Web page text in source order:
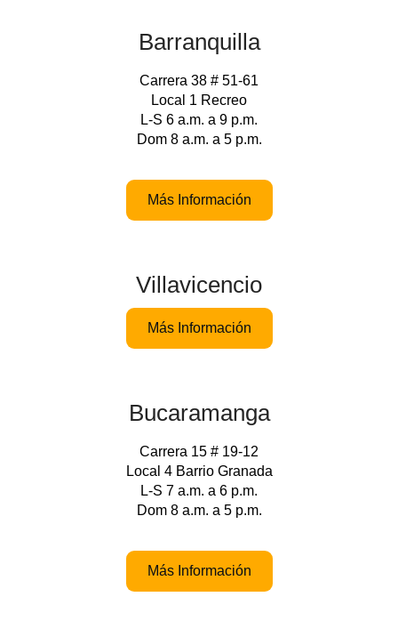
Barranquilla
Carrera 38 # 51-61
Local 1 Recreo
L-S 6 a.m. a 9 p.m.
Dom 8 a.m. a 5 p.m.
Más Información
Villavicencio
Más Información
Bucaramanga
Carrera 15 # 19-12
Local 4 Barrio Granada
L-S 7 a.m. a 6 p.m.
Dom 8 a.m. a 5 p.m.
Más Información